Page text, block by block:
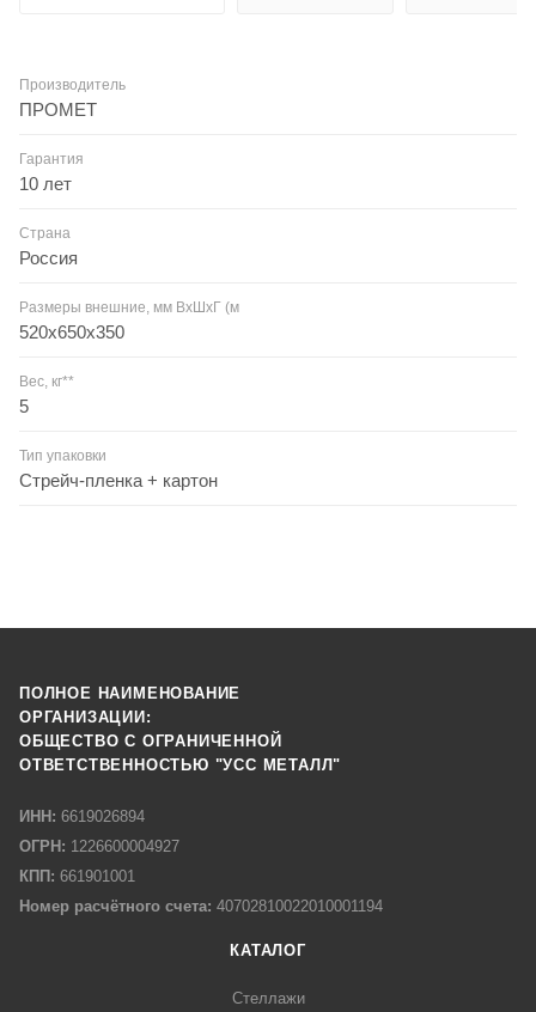
Производитель
ПРОМЕТ
Гарантия
10 лет
Страна
Россия
Размеры внешние, мм ВхШхГ (м
520x650x350
Вес, кг**
5
Тип упаковки
Стрейч-пленка + картон
ПОЛНОЕ НАИМЕНОВАНИЕ
ОРГАНИЗАЦИИ:
ОБЩЕСТВО С ОГРАНИЧЕННОЙ
ОТВЕТСТВЕННОСТЬЮ "УСС МЕТАЛЛ"
ИНН: 6619026894
ОГРН: 1226600004927
КПП: 661901001
Номер расчётного счета: 40702810022010001194
КАТАЛОГ
Стеллажи